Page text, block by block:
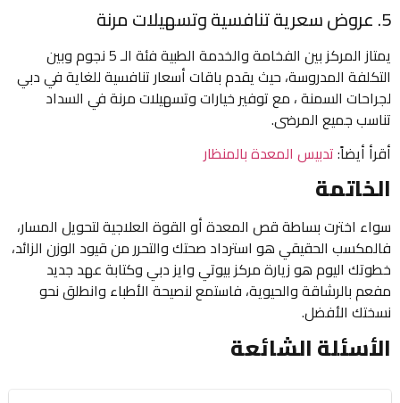
5. عروض سعرية تنافسية وتسهيلات مرنة
يمتاز المركز بين الفخامة والخدمة الطبية فئة الـ 5 نجوم وبين
التكلفة المدروسة، حيث يقدم باقات أسعار تنافسية للغاية في دبي
لجراحات السمنة ، مع توفير خيارات وتسهيلات مرنة في السداد
تناسب جميع المرضى.
أقرأ أيضاً:تدبيس المعدة بالمنظار
الخاتمة
سواء اخترت بساطة قص المعدة أو القوة العلاجية لتحويل المسار،
فالمكسب الحقيقي هو استرداد صحتك والتحرر من قيود الوزن الزائد،
خطوتك اليوم هو زيارة مركز بيوتي وايز دبي وكتابة عهد جديد
مفعم بالرشاقة والحيوية، فاستمع لنصيحة الأطباء وانطلق نحو
نسختك الأفضل.
الأسئلة الشائعة